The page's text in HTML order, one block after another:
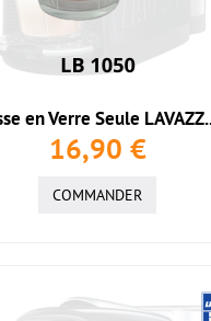
en Verre Seule
16,90 €
COMMANDER